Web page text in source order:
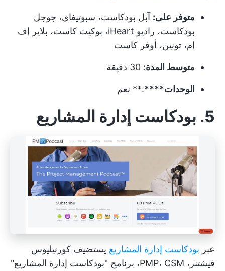
متوفر على: آبل بودكاست، سبوتيفاي، جوجل
بودكاست، راديو iHeart، بوكيت كاست، بلاير إف
إم، تونين، أوفر كاست
متوسط المدة:
الوحدات****:** نعم
5. بودكاست إدارة المشاريع
عبر بودكاست إدارة المشاريع يستضيف كورنيليوس
فيشتنر، PMP، CSM، برنامج "بودكاست إدارة المشاريع"